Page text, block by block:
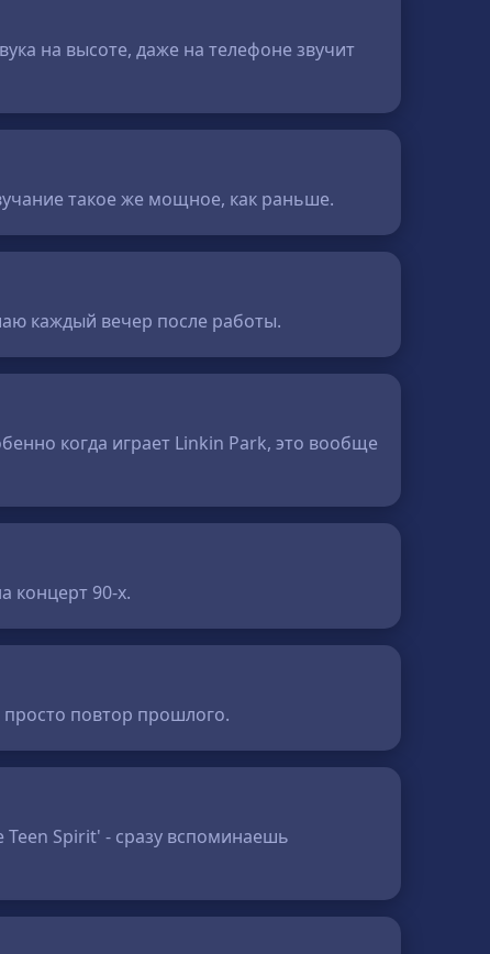
на высоте, даже на телефоне звучит
такое же мощное, как раньше.
каждый вечер после работы.
когда играет Linkin Park, это вообще
концерт 90-х.
просто повтор прошлого.
Teen Spirit' - сразу вспоминаешь